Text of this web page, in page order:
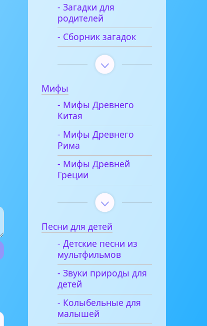
- Загадки для
родителей
- Сборник загадок
Мифы
- Мифы Древнего
Китая
- Мифы Древнего
Рима
- Мифы Древней
Греции
Песни для детей
- Детские песни из
мультфильмов
- Звуки природы для
детей
- Колыбельные для
малышей